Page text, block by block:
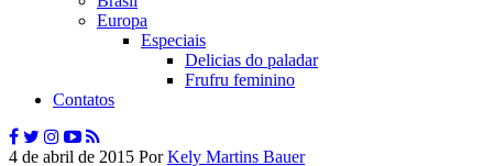
Europa
Especiais
Delicias do paladar
Frufru feminino
Contatos
4 de abril de 2015 Por Kely Martins Bauer